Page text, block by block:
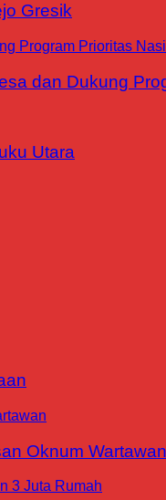
Gresik
dan Dukung
Utara
Oknum Wartawan